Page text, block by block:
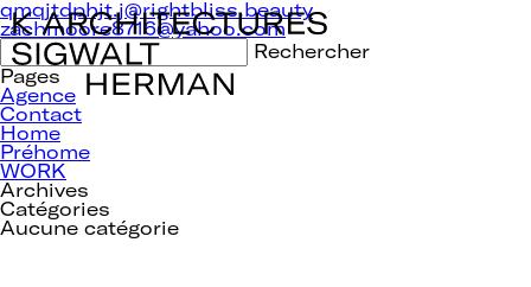
Navigation
de
l’article
qmqjtdphjt.j@rightbliss.beauty
zachmoore8716@yahoo.com
Rechercher :
Pages
Agence
Contact
Home
Préhome
WORK
Archives
Catégories
Aucune catégorie